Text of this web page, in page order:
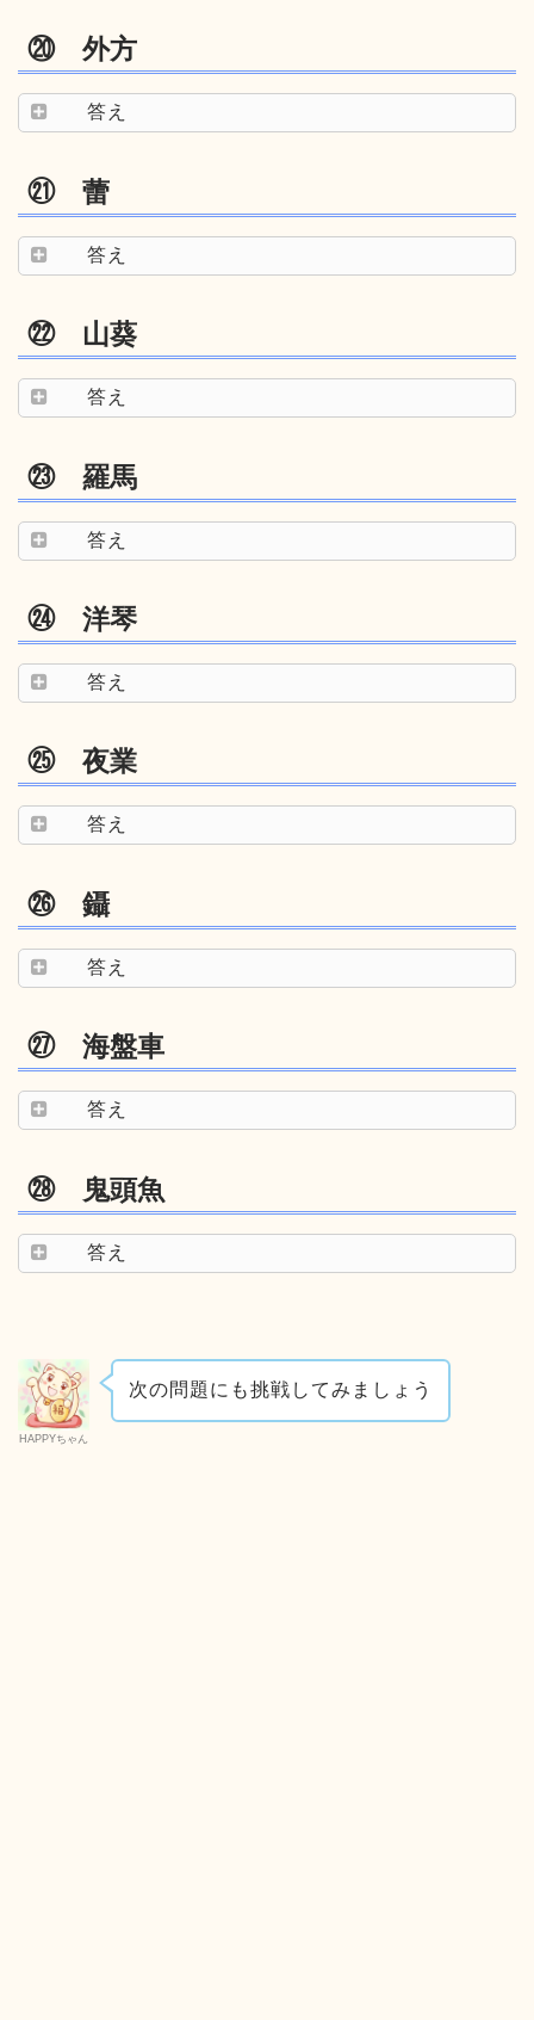
⑳ 外方
答え
㉑ 蕾
答え
㉒ 山葵
答え
㉓ 羅馬
答え
㉔ 洋琴
答え
㉕ 夜業
答え
㉖ 鑷
答え
㉗ 海盤車
答え
㉘ 鬼頭魚
答え
HAPPYちゃん
次の問題にも挑戦してみましょう